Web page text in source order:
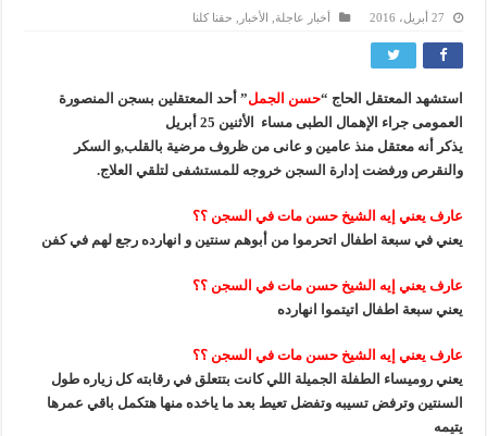
27 أبريل، 2016 أخبار عاجلة الأخبار حقنا كلنا
استشهد المعتقل الحاج “حسن الجمل” أحد المعتقلين بسجن المنصورة
العمومى جراء الإهمال الطبى مساء الأثنين 25 أبريل
يذكر أنه معتقل منذ عامين و عانى من ظروف مرضية بالقلب,و السكر
والنقرص ورفضت إدارة السجن خروجه للمستشفى لتلقي العلاج.
عارف يعني إيه الشيخ حسن مات في السجن ؟؟
يعني في سبعة اطفال اتحرموا من أبوهم سنتين و انهارده رجع لهم في كفن
عارف يعني إيه الشيخ حسن مات في السجن ؟؟
يعني سبعة اطفال اتيتموا انهارده
عارف يعني إيه الشيخ حسن مات في السجن ؟؟
يعني روميساء الطفلة الجميلة اللي كانت بتتعلق في رقابته كل زياره طول
السنتين وترفض تسيبه وتفضل تعيط بعد ما ياخده منها هتكمل باقي عمرها
يتيمه